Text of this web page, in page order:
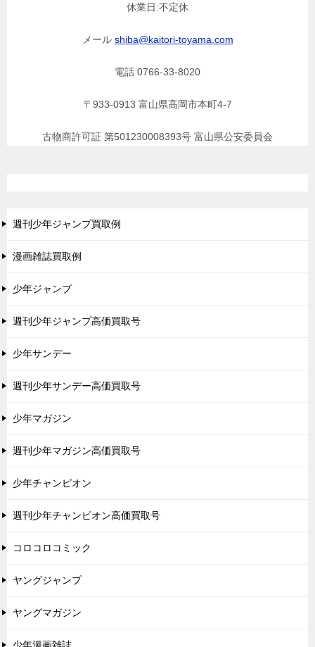
休業日:不定休
メール shiba@kaitori-toyama.com
電話 0766-33-8020
〒933-0913 富山県高岡市本町4-7
古物商許可証 第501230008393号 富山県公安委員会
週刊少年ジャンプ買取例
漫画雑誌買取例
少年ジャンプ
週刊少年ジャンプ高価買取号
少年サンデー
週刊少年サンデー高価買取号
少年マガジン
週刊少年マガジン高価買取号
少年チャンピオン
週刊少年チャンピオン高価買取号
コロコロコミック
ヤングジャンプ
ヤングマガジン